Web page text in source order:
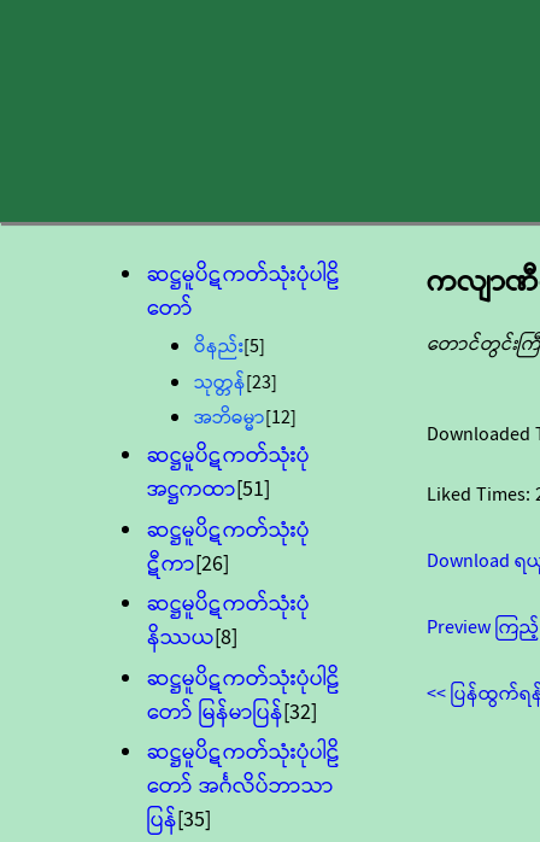
ဆဋ္ဌမူပိဋကတ်သုံးပုံပါဠိ
တော်
ဝိနည်း[5]
သုတ္တန်[23]
အဘိဓမ္မာ[12]
ဆဋ္ဌမူပိဋကတ်သုံးပုံ
အဋ္ဌကထာ[51]
ဆဋ္ဌမူပိဋကတ်သုံးပုံ
ဋီကာ[26]
ဆဋ္ဌမူပိဋကတ်သုံးပုံ
နိဿယ[8]
ဆဋ္ဌမူပိဋကတ်သုံးပုံပါဠိ
တော် မြန်မာပြန်[32]
ဆဋ္ဌမူပိဋကတ်သုံးပုံပါဠိ
တော် အင်္ဂလိပ်ဘာသာ
ပြန်[35]
ကလျာဏီ
တောင်တွင်းကြီ
Downloaded
Liked Times:
Download
Preview ကြ
<< ပြန်ထွက်ရ